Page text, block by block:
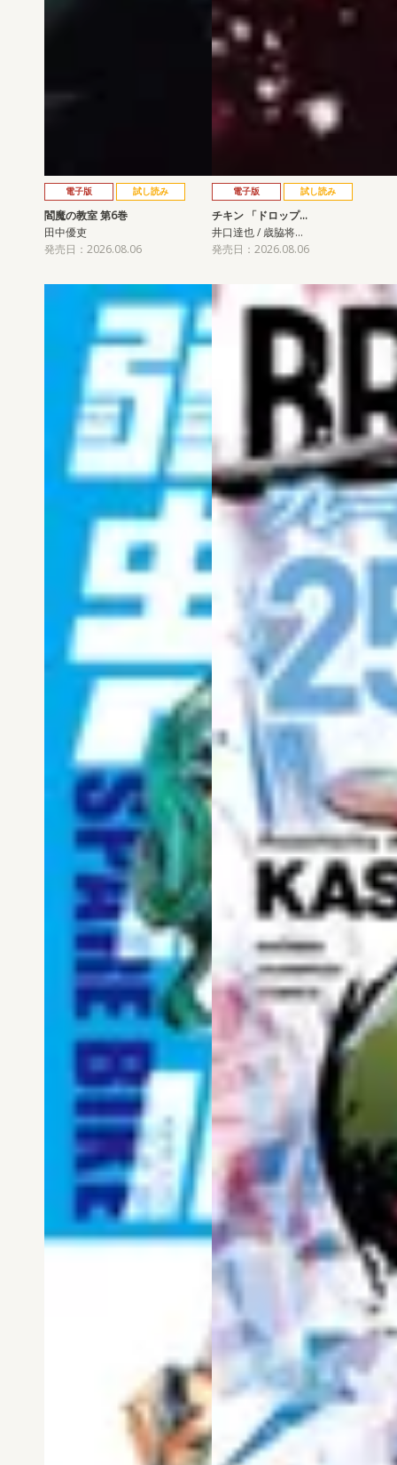
電子版 試し読み
閻魔の教室 第6巻
田中優吏
発売日：2026.08.06
電子版 試し読み
チキン 「ドロップ…
井口達也 / 歳脇将…
発売日：2026.08.06